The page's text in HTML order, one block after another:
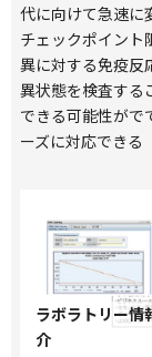
代に向けて急速に
チェックポイント
異に対する免疫反
異状態を検査する
できる可能性がで
ーズに対応できる
決定に必要な遺
やく提供するこ
ーネットから分
ができ、安全か
る。本稿では当
いて紹介を行う。
ラボラトリー
介